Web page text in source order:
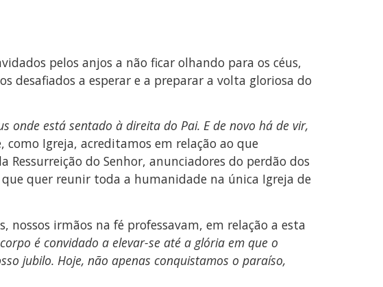
pelos anjos a não ficar olhando para os céus,
desafiados a esperar e a preparar a volta gloriosa do
onde está sentado à direita do Pai. E de novo há de vir,
como Igreja, acreditamos em relação ao que
do Senhor, anunciadores do perdão dos
quer reunir toda a humanidade na única Igreja de
irmãos na fé professavam, em relação a esta
é convidado a elevar-se até a glória em que o
jubilo. Hoje, não apenas conquistamos o paraíso,